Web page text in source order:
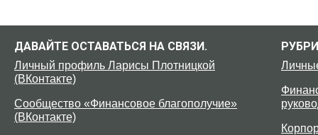
ДАВАЙТЕ ОСТАВАТЬСЯ НА СВЯЗИ.
Личный профиль Ларисы Плотницкой
(ВКонтакте)
Сообщество «Финансовое благополучие»
(ВКонтакте)